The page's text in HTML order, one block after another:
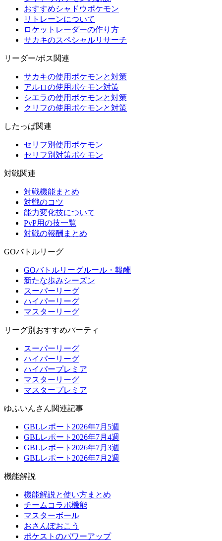
おすすめシャドウポケモン
リトレーンについて
ロケットレーダーの作り方
サカキのスペシャルリサーチ
リーダー/ボス関連
サカキの使用ポケモンと対策
アルロの使用ポケモン対策
シエラの使用ポケモンと対策
クリフの使用ポケモンと対策
したっぱ関連
セリフ別使用ポケモン
セリフ別対策ポケモン
対戦関連
対戦機能まとめ
対戦のコツ
能力変化技について
PvP用の技一覧
対戦の報酬まとめ
GOバトルリーグ
GOバトルリーグルール・報酬
新たな歩みシーズン
スーパーリーグ
ハイパーリーグ
マスターリーグ
リーグ別おすすめパーティ
スーパーリーグ
ハイパーリーグ
ハイパープレミア
マスターリーグ
マスタープレミア
ゆふいんさん関連記事
GBLレポート2026年7月5週
GBLレポート2026年7月4週
GBLレポート2026年7月3週
GBLレポート2026年7月2週
機能解説
機能解説と使い方まとめ
チームコラボ機能
マスターボール
おさんぽおこう
ポケストのパワーアップ